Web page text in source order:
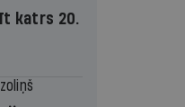
katrs 20.